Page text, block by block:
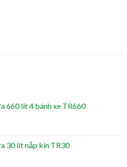
660 lít 4 bánh xe TR660
30 lít nắp kín TR30